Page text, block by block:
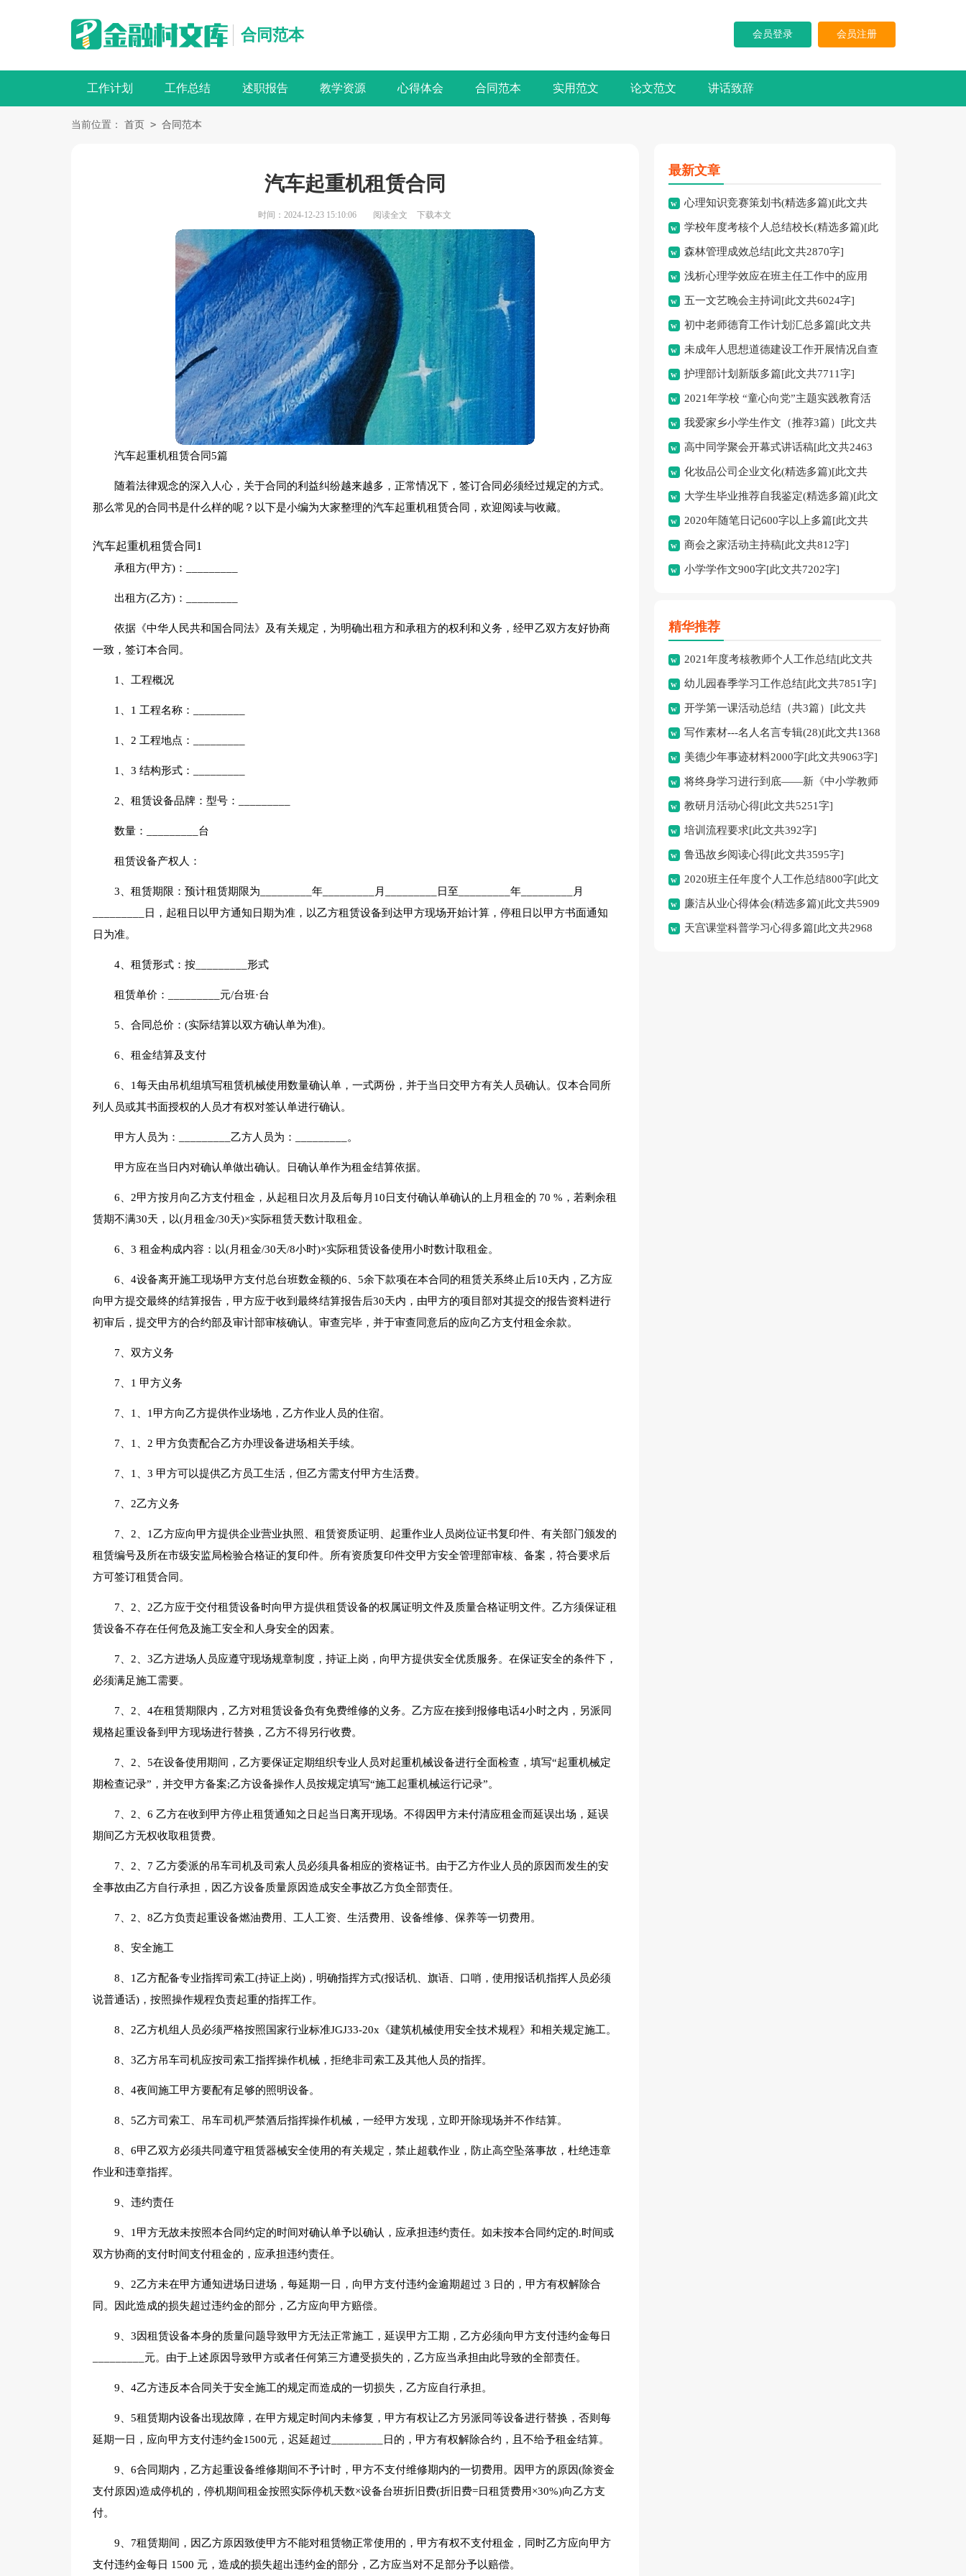
合同范本 会员登录 会员注册
工作计划 工作总结 述职报告 教学资源 心得体会 合同范本 实用范文 论文范文 讲话致辞
当前位置： 首页 > 合同范本
汽车起重机租赁合同
时间：2024-12-23 15:10:06 阅读全文 下载本文
汽车起重机租赁合同5篇
随着法律观念的深入人心，关于合同的利益纠纷越来越多，正常情况下，签订合同必须经过规定的方式。
那么常见的合同书是什么样的呢？以下是小编为大家整理的汽车起重机租赁合同，欢迎阅读与收藏。
汽车起重机租赁合同1
承租方(甲方)：_________
出租方(乙方)：_________
依据《中华人民共和国合同法》及有关规定，为明确出租方和承租方的权利和义务，经甲乙双方友好协商
一致，签订本合同。
1、工程概况
1、1 工程名称：_________
1、2 工程地点：_________
1、3 结构形式：_________
2、租赁设备品牌：型号：_________
数量：_________台
租赁设备产权人：
3、租赁期限：预计租赁期限为_________年_________月_________日至_________年_________月
_________日，起租日以甲方通知日期为准，以乙方租赁设备到达甲方现场开始计算，停租日以甲方书面通知
日为准。
4、租赁形式：按_________形式
租赁单价：_________元/台班·台
5、合同总价：(实际结算以双方确认单为准)。
6、租金结算及支付
6、1每天由吊机组填写租赁机械使用数量确认单，一式两份，并于当日交甲方有关人员确认。仅本合同所
列人员或其书面授权的人员才有权对签认单进行确认。
甲方人员为：_________乙方人员为：_________。
甲方应在当日内对确认单做出确认。日确认单作为租金结算依据。
6、2甲方按月向乙方支付租金，从起租日次月及后每月10日支付确认单确认的上月租金的 70 %，若剩余租
赁期不满30天，以(月租金/30天)×实际租赁天数计取租金。
6、3 租金构成内容：以(月租金/30天/8小时)×实际租赁设备使用小时数计取租金。
6、4设备离开施工现场甲方支付总台班数金额的6、5余下款项在本合同的租赁关系终止后10天内，乙方应
向甲方提交最终的结算报告，甲方应于收到最终结算报告后30天内，由甲方的项目部对其提交的报告资料进行
初审后，提交甲方的合约部及审计部审核确认。审查完毕，并于审查同意后的应向乙方支付租金余款。
7、双方义务
7、1 甲方义务
7、1、1甲方向乙方提供作业场地，乙方作业人员的住宿。
7、1、2 甲方负责配合乙方办理设备进场相关手续。
7、1、3 甲方可以提供乙方员工生活，但乙方需支付甲方生活费。
7、2乙方义务
7、2、1乙方应向甲方提供企业营业执照、租赁资质证明、起重作业人员岗位证书复印件、有关部门颁发的
租赁编号及所在市级安监局检验合格证的复印件。所有资质复印件交甲方安全管理部审核、备案，符合要求后
方可签订租赁合同。
7、2、2乙方应于交付租赁设备时向甲方提供租赁设备的权属证明文件及质量合格证明文件。乙方须保证租
赁设备不存在任何危及施工安全和人身安全的因素。
7、2、3乙方进场人员应遵守现场规章制度，持证上岗，向甲方提供安全优质服务。在保证安全的条件下，
必须满足施工需要。
7、2、4在租赁期限内，乙方对租赁设备负有免费维修的义务。乙方应在接到报修电话4小时之内，另派同
规格起重设备到甲方现场进行替换，乙方不得另行收费。
7、2、5在设备使用期间，乙方要保证定期组织专业人员对起重机械设备进行全面检查，填写“起重机械定
期检查记录”，并交甲方备案;乙方设备操作人员按规定填写“施工起重机械运行记录”。
7、2、6 乙方在收到甲方停止租赁通知之日起当日离开现场。不得因甲方未付清应租金而延误出场，延误
期间乙方无权收取租赁费。
7、2、7 乙方委派的吊车司机及司索人员必须具备相应的资格证书。由于乙方作业人员的原因而发生的安
全事故由乙方自行承担，因乙方设备质量原因造成安全事故乙方负全部责任。
7、2、8乙方负责起重设备燃油费用、工人工资、生活费用、设备维修、保养等一切费用。
8、安全施工
8、1乙方配备专业指挥司索工(持证上岗)，明确指挥方式(报话机、旗语、口哨，使用报话机指挥人员必须
说普通话)，按照操作规程负责起重的指挥工作。
8、2乙方机组人员必须严格按照国家行业标准JGJ33-20x《建筑机械使用安全技术规程》和相关规定施工。
8、3乙方吊车司机应按司索工指挥操作机械，拒绝非司索工及其他人员的指挥。
8、4夜间施工甲方要配有足够的照明设备。
8、5乙方司索工、吊车司机严禁酒后指挥操作机械，一经甲方发现，立即开除现场并不作结算。
8、6甲乙双方必须共同遵守租赁器械安全使用的有关规定，禁止超载作业，防止高空坠落事故，杜绝违章
作业和违章指挥。
9、违约责任
9、1甲方无故未按照本合同约定的时间对确认单予以确认，应承担违约责任。如未按本合同约定的.时间或
双方协商的支付时间支付租金的，应承担违约责任。
9、2乙方未在甲方通知进场日进场，每延期一日，向甲方支付违约金逾期超过 3 日的，甲方有权解除合
同。因此造成的损失超过违约金的部分，乙方应向甲方赔偿。
9、3因租赁设备本身的质量问题导致甲方无法正常施工，延误甲方工期，乙方必须向甲方支付违约金每日
_________元。由于上述原因导致甲方或者任何第三方遭受损失的，乙方应当承担由此导致的全部责任。
9、4乙方违反本合同关于安全施工的规定而造成的一切损失，乙方应自行承担。
9、5租赁期内设备出现故障，在甲方规定时间内未修复，甲方有权让乙方另派同等设备进行替换，否则每
延期一日，应向甲方支付违约金1500元，迟延超过_________日的，甲方有权解除合约，且不给予租金结算。
9、6合同期内，乙方起重设备维修期间不予计时，甲方不支付维修期内的一切费用。因甲方的原因(除资金
支付原因)造成停机的，停机期间租金按照实际停机天数×设备台班折旧费(折旧费=日租赁费用×30%)向乙方支
付。
9、7租赁期间，因乙方原因致使甲方不能对租赁物正常使用的，甲方有权不支付租金，同时乙方应向甲方
支付违约金每日 1500 元，造成的损失超出违约金的部分，乙方应当对不足部分予以赔偿。
最新文章
心理知识竞赛策划书(精选多篇)[此文共
5937字]
学校年度考核个人总结校长(精选多篇)[此
文共7741字]
森林管理成效总结[此文共2870字]
浅析心理学效应在班主任工作中的应用
[此文共3828字]
五一文艺晚会主持词[此文共6024字]
初中老师德育工作计划汇总多篇[此文共
11627字]
未成年人思想道德建设工作开展情况自查
报告[此文共12435字]
护理部计划新版多篇[此文共7711字]
2021年学校 “童心向党”主题实践教育活
动方案[此文共1080字]
我爱家乡小学生作文（推荐3篇）[此文共
1167字]高中同学聚会开幕式讲话稿[此文共2463
字] 化妆品公司企业文化(精选多篇)[此文共
6398字]
大学生毕业推荐自我鉴定(精选多篇)[此文
共5048字]
2020年随笔日记600字以上多篇[此文共
2977字]
商会之家活动主持稿[此文共812字]
小学学作文900字[此文共7202字]
精华推荐
2021年度考核教师个人工作总结[此文共
767字]幼儿园春季学习工作总结[此文共7851字]
开学第一课活动总结（共3篇）[此文共
2864字]
写作素材---名人名言专辑(28)[此文共1368
字] 美德少年事迹材料2000字[此文共9063字]
将终身学习进行到底——新《中小学教师
职业道德规范》学习体会(精选多篇)[此文共
教研月活动心得[此文共5251字]
培训流程要求[此文共392字]
鲁迅故乡阅读心得[此文共3595字]
2020班主任年度个人工作总结800字[此文
共6279字]
廉洁从业心得体会(精选多篇)[此文共5909
字] 天宫课堂科普学习心得多篇[此文共2968